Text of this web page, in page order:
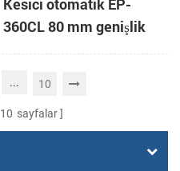
Kesici otomatik EP-
360CL 80 mm genişlik
mini paneli termal yazıcı
... 10
10 sayfalar